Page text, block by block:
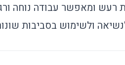
רעש ומאפשר עבודה נוחה
ולשימוש בסביבות